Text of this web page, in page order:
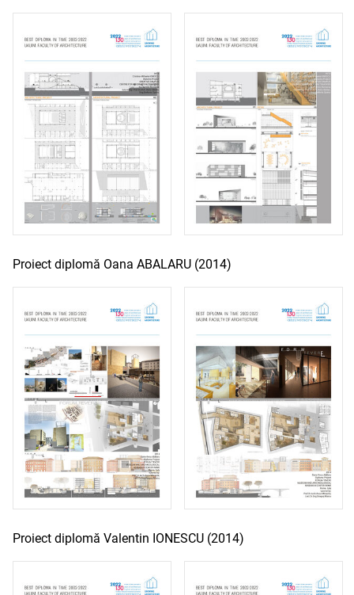
Proiect diplomă Oana ABALARU (2014)
Proiect diplomă Valentin IONESCU (2014)